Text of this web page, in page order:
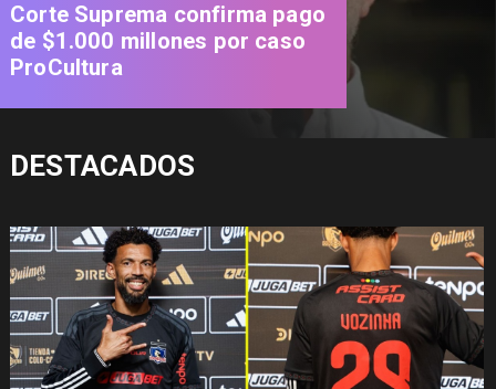
Corte Suprema confirma pago
de $1.000 millones por caso
ProCultura
DESTACADOS